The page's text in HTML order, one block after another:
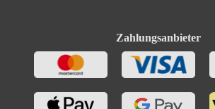
Zahlungsanbieter